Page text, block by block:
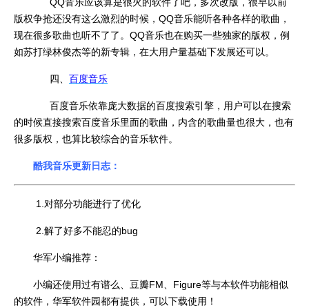
QQ音乐应该算是很火的软件了吧，多次改版，很早以前
版权争抢还没有这么激烈的时候，QQ音乐能听各种各样的歌曲，
现在很多歌曲也听不了了。QQ音乐也在购买一些独家的版权，例
如苏打绿林俊杰等的新专辑，在大用户量基础下发展还可以。
四、 百度音乐
百度音乐依靠庞大数据的百度搜索引擎，用户可以在搜索
的时候直接搜索百度音乐里面的歌曲，内含的歌曲量也很大，也有
很多版权，也算比较综合的音乐软件。
酷我音乐更新日志：
1.对部分功能进行了优化
2.解了好多不能忍的bug
华军小编推荐：
小编还使用过有谱么、豆瓣FM、Figure等与本软件功能相似
的软件，华军软件园都有提供，可以下载使用！